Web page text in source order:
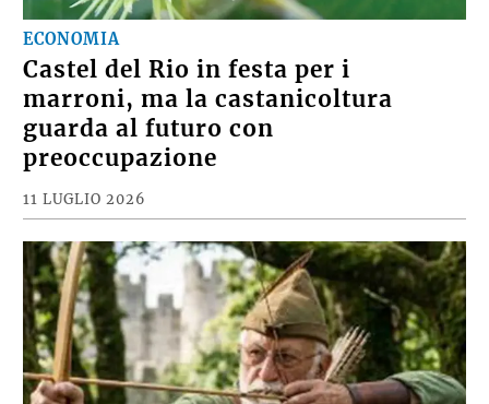
ECONOMIA
Castel del Rio in festa per i
marroni, ma la castanicoltura
guarda al futuro con
preoccupazione
11 LUGLIO 2026